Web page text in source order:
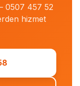
0507 457 52
hizmet